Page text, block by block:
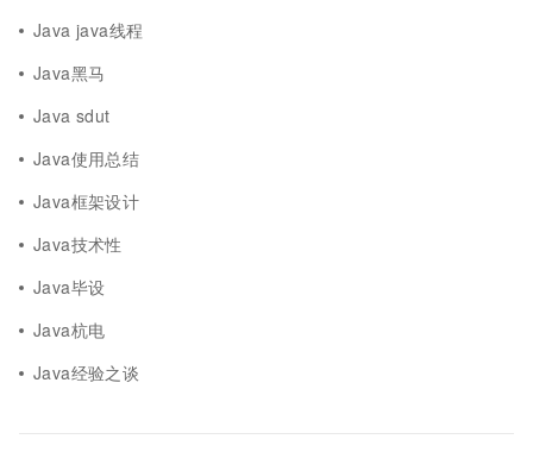
Java java线程
Java黑马
Java sdut
Java使用总结
Java框架设计
Java技术性
Java毕设
Java杭电
Java经验之谈